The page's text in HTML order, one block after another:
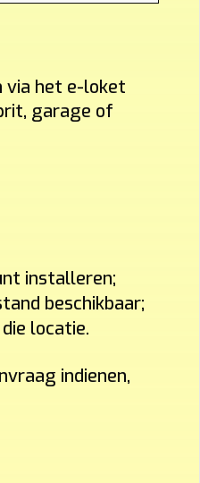
via het e-loket
garage of
installeren;
beschikbaar;
locatie.
indienen,